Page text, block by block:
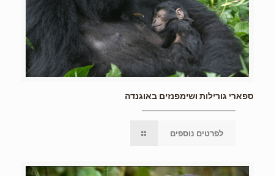
ספארי גורילות ושימפנזים באוגנדה
לפרטים נוספים